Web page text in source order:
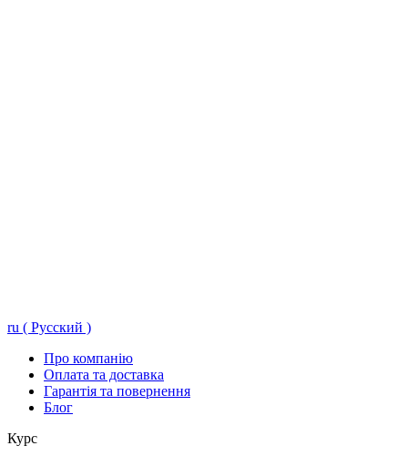
ru ( Русский )
Про компанію
Оплата та доставка
Гарантія та повернення
Блог
Курс